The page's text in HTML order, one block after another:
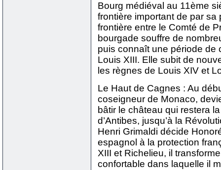
Bourg médiéval au 11ème
frontière important de par
frontière entre le Comté de
bourgade souffre de
puis connaît une période de
Louis XIII. Elle subit de
les règnes de Louis XIV et
Le Haut de Cagnes : Au
coseigneur de Monaco,
bâtir le château qui restera
d’Antibes, jusqu’à la
Henri Grimaldi décide
espagnol à la protection
XIII et Richelieu, il
confortable dans laquelle il